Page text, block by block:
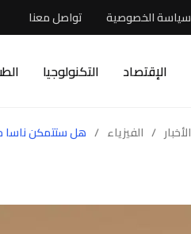
سياسة الخصوصية تواصل معنا
الإقتصاد التكنولوجيا
الأخبار / الفيزياء / هل ستتمكن ناسا